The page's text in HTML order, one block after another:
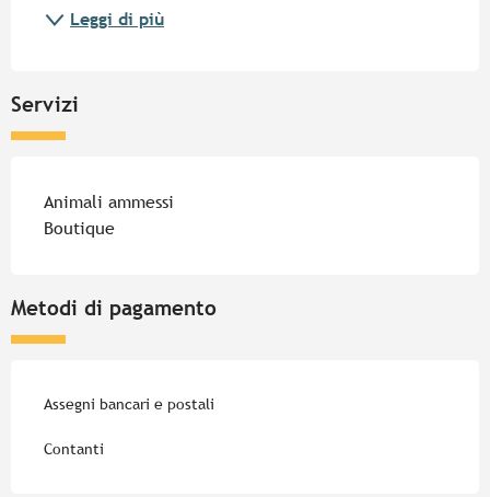
Leggi di più
Servizi
Animali ammessi
Boutique
Metodi di pagamento
Assegni bancari e postali
Contanti